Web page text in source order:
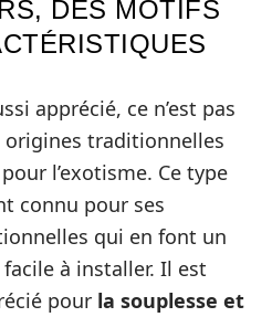
DES MOTIFS
apprécié, ce n’est pas
traditionnelles
l’exotisme. Ce type
connu pour ses
qui en font un
à installer. Il est
pour la souplesse et